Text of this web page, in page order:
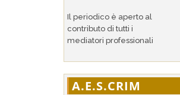
Il periodico è aperto al
contributo di tutti i
mediatori professionali
A.E.S.CRIM